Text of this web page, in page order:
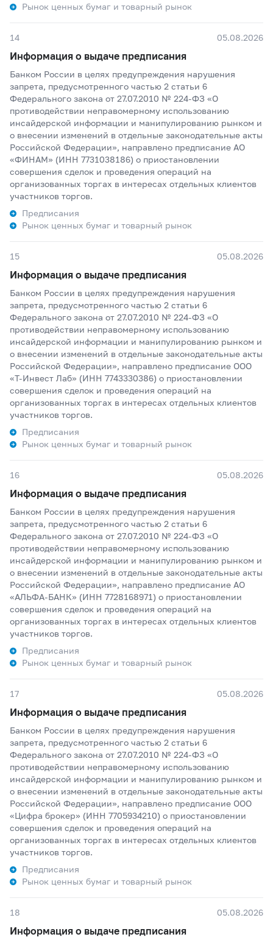
Рынок ценных бумаг и товарный рынок
14 05.08.2026
Информация о выдаче предписания
Банком России в целях предупреждения нарушения
запрета, предусмотренного частью 2 статьи 6
Федерального закона от 27.07.2010 № 224-ФЗ «О
противодействии неправомерному использованию
инсайдерской информации и манипулированию рынком и
о внесении изменений в отдельные законодательные акты
Российской Федерации», направлено предписание АО
«ФИНАМ» (ИНН 7731038186) о приостановлении
совершения сделок и проведения операций на
организованных торгах в интересах отдельных клиентов
участников торгов.
Предписания
Рынок ценных бумаг и товарный рынок
15 05.08.2026
Информация о выдаче предписания
Банком России в целях предупреждения нарушения
запрета, предусмотренного частью 2 статьи 6
Федерального закона от 27.07.2010 № 224-ФЗ «О
противодействии неправомерному использованию
инсайдерской информации и манипулированию рынком и
о внесении изменений в отдельные законодательные акты
Российской Федерации», направлено предписание ООО
«Т-Инвест Лаб» (ИНН 7743330386) о приостановлении
совершения сделок и проведения операций на
организованных торгах в интересах отдельных клиентов
участников торгов.
Предписания
Рынок ценных бумаг и товарный рынок
16 05.08.2026
Информация о выдаче предписания
Банком России в целях предупреждения нарушения
запрета, предусмотренного частью 2 статьи 6
Федерального закона от 27.07.2010 № 224-ФЗ «О
противодействии неправомерному использованию
инсайдерской информации и манипулированию рынком и
о внесении изменений в отдельные законодательные акты
Российской Федерации», направлено предписание АО
«АЛЬФА-БАНК» (ИНН 7728168971) о приостановлении
совершения сделок и проведения операций на
организованных торгах в интересах отдельных клиентов
участников торгов.
Предписания
Рынок ценных бумаг и товарный рынок
17 05.08.2026
Информация о выдаче предписания
Банком России в целях предупреждения нарушения
запрета, предусмотренного частью 2 статьи 6
Федерального закона от 27.07.2010 № 224-ФЗ «О
противодействии неправомерному использованию
инсайдерской информации и манипулированию рынком и
о внесении изменений в отдельные законодательные акты
Российской Федерации», направлено предписание ООО
«Цифра брокер» (ИНН 7705934210) о приостановлении
совершения сделок и проведения операций на
организованных торгах в интересах отдельных клиентов
участников торгов.
Предписания
Рынок ценных бумаг и товарный рынок
18 05.08.2026
Информация о выдаче предписания